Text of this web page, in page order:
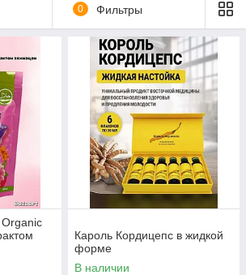
от известных производителей. Мы
помощь при выборе средств.
оригинальное качество и удобные
оплаты и доставки.
Увидеть каталог
0 Фильтры
Кароль Кордицепс в жидкой
форме
В наличии